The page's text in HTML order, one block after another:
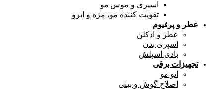
اسپری و موس مو
تقویت کننده مو، مژه و ابرو
عطر و پرفیوم
عطر و ادکلن
اسپری بدن
بادی اسپلش
تجهیزات برقی
اتو مو
اصلاح گوش و بینی